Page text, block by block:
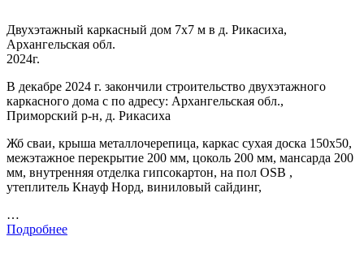
Двухэтажный каркасный дом 7х7 м в д. Рикасиха,
Архангельская обл.
2024г.
В декабре 2024 г. закончили строительство двухэтажного
каркасного дома с по адресу: Архангельская обл.,
Приморский р-н, д. Рикасиха
Жб сваи, крыша металлочерепица, каркас сухая доска 150х50,
межэтажное перекрытие 200 мм, цоколь 200 мм, мансарда 200
мм, внутренняя отделка гипсокартон, на пол OSB ,
утеплитель Кнауф Норд, виниловый сайдинг,
…
Подробнее